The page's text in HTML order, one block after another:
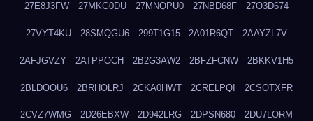
27E8J3FW 27MKG0DU 27MNQPU0 27NBD68F 27O3D674
27VYT4KU 28SMQGU6 299T1G15 2A01R6QT 2AAYZL7V
2AFJGVZY 2ATPPOCH 2B2G3AW2 2BFZFCNW 2BKKV1H5
2BLDOOU6 2BRHOLRJ 2CKA0HWT 2CRELPQI 2CSOTXFR
2CVZ7WMG 2D26EBXW 2D942LRG 2DPSN680 2DU7LORM